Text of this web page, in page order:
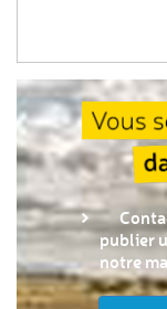
publier
notre